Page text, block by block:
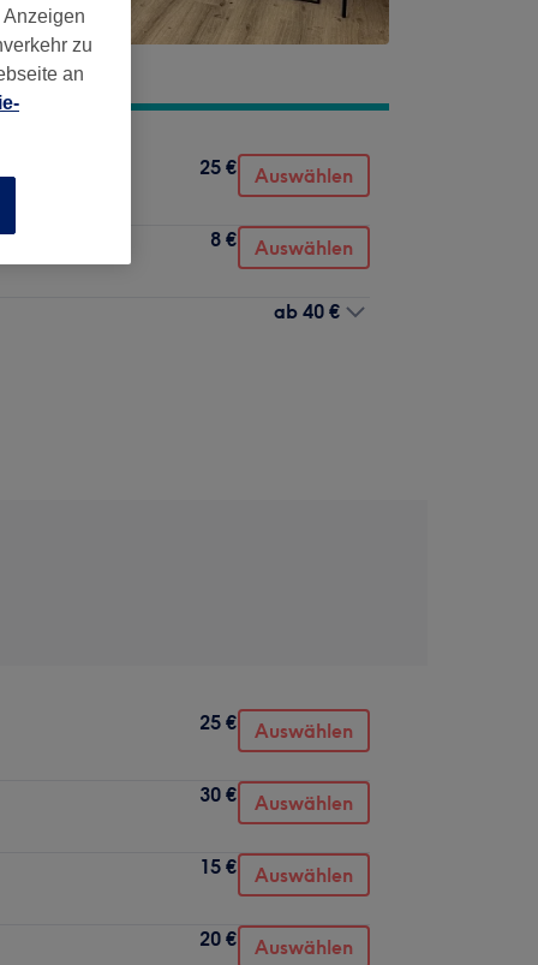
25 € Auswählen
8 € Auswählen
ab 40 €
25 € Auswählen
30 € Auswählen
15 € Auswählen
20 € Auswählen
zu
an